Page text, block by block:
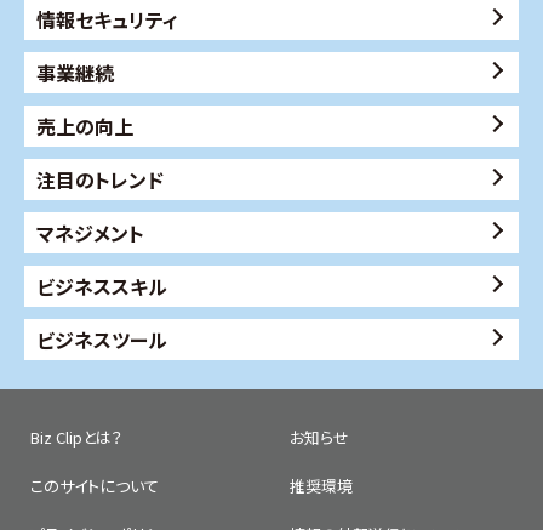
情報セキュリティ
事業継続
売上の向上
注目のトレンド
マネジメント
ビジネススキル
ビジネスツール
Biz Clipとは？ お知らせ
このサイトについて 推奨環境